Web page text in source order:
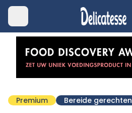
Premium Bereide gerechten